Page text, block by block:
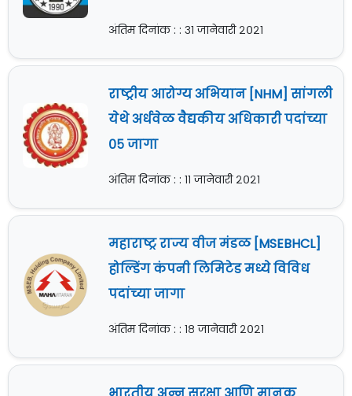
अंतिम दिनांक : : ३१ जानेवारी २०२१
राष्ट्रीय आरोग्य अभियान [NHM] सांगली
येथे अर्धवेळ वैद्यकीय अधिकारी पदांच्या
०५ जागा
अंतिम दिनांक : : ११ जानेवारी २०२१
महाराष्ट्र राज्य वीज मंडळ [MSEBHCL]
होल्डिंग कंपनी लिमिटेड मध्ये विविध
पदांच्या जागा
अंतिम दिनांक : : १८ जानेवारी २०२१